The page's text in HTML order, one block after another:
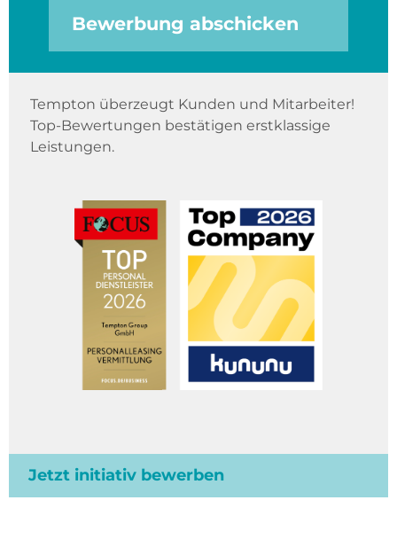
Bewerbung abschicken
Tempton überzeugt Kunden und Mitarbeiter!
Top-Bewertungen bestätigen erstklassige
Leistungen.
Jetzt initiativ bewerben